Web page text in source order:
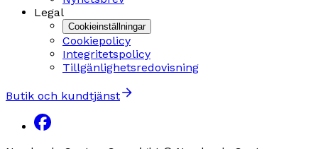
Legal
Cookieinställningar
Cookiepolicy
Integritetspolicy
Tillgänlighetsredovisning
Butik och kundtjänst